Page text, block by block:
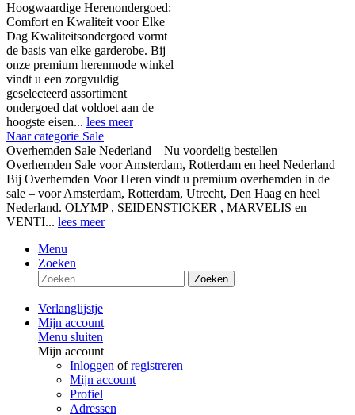
Hoogwaardige Herenondergoed:
Comfort en Kwaliteit voor Elke
Dag Kwaliteitsondergoed vormt
de basis van elke garderobe. Bij
onze premium herenmode winkel
vindt u een zorgvuldig
geselecteerd assortiment
ondergoed dat voldoet aan de
hoogste eisen... lees meer
Naar categorie Sale
Overhemden Sale Nederland – Nu voordelig bestellen
Overhemden Sale voor Amsterdam, Rotterdam en heel Nederland
Bij Overhemden Voor Heren vindt u premium overhemden in de
sale – voor Amsterdam, Rotterdam, Utrecht, Den Haag en heel
Nederland. OLYMP , SEIDENSTICKER , MARVELIS en
VENTI... lees meer
Menu
Zoeken
Zoeken
Verlanglijstje
Mijn account
Menu sluiten
Mijn account
Inloggen ofregistreren
Mijn account
Profiel
Adressen